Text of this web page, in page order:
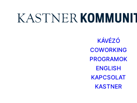
KÁVÉZÓ
COWORKING
PROGRAMOK
ENGLISH
KAPCSOLAT
KASTNER